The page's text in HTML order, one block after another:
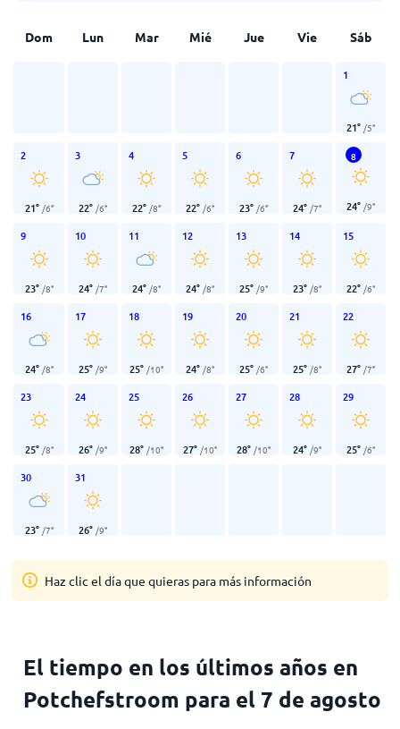
Dom Lun Mar Mié Jue Vie Sáb
1
21° /5°
2
21° /6°
3
22° /6°
4
22° /8°
5
22° /6°
6
23° /6°
7
24° /7°
8
24° /9°
9
23° /8°
10
24° /7°
11
24° /8°
12
24° /8°
13
25° /9°
14
23° /8°
15
22° /6°
16
24° /8°
17
25° /9°
18
25° /10°
19
24° /8°
20
25° /6°
21
25° /8°
22
27° /7°
23
25° /8°
24
26° /9°
25
28° /10°
26
27° /10°
27
28° /10°
28
24° /9°
29
25° /6°
30
23° /7°
31
26° /9°
Haz clic el día que quieras para más información
El tiempo en los últimos años en
Potchefstroom para el 7 de agosto